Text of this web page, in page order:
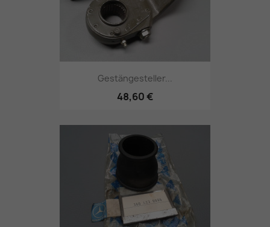
Gestängesteller...
48,60 €